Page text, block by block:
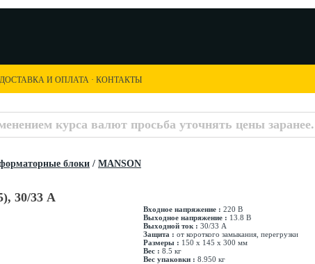
ДОСТАВКА И ОПЛАТА · КОНТАКТЫ
курса валют просьба уточнять цены
блоки / MANSON
30/33 A
Входное напряжение : 220 В
Выходное напряжение : 13.8 В
Выходной ток : 30/33 А
Защита : от короткого замыкания, перегрузки
Размеры : 150 x 145 x 300 мм
Вес : 8.5 кг
Вес упаковки : 8.950 кг